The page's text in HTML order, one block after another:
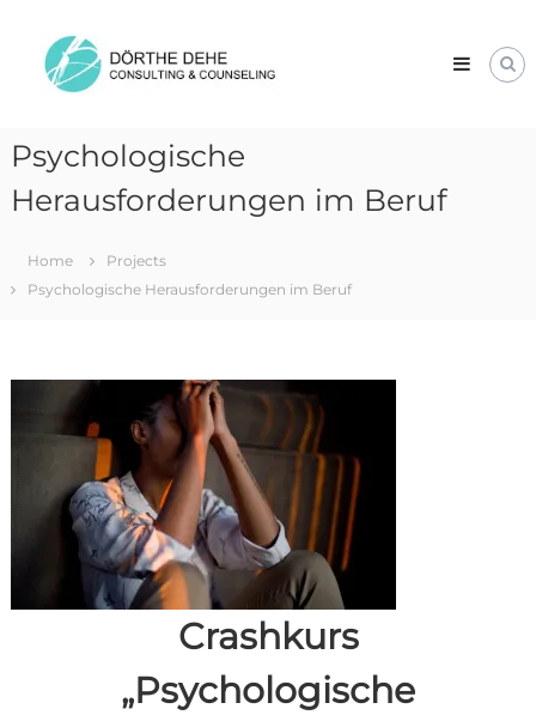
content
Dehe
Consulting
Psychologische
Herausforderungen im Beruf
Home
Projects
Psychologische Herausforderungen im Beruf
Crashkurs
„Psychologische